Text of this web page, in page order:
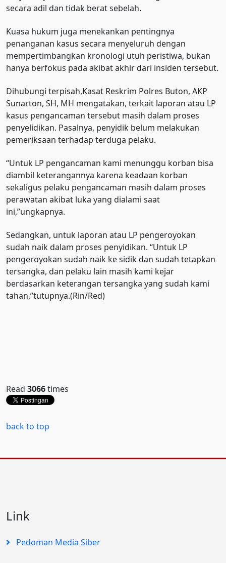
secara adil dan tidak berat sebelah.
Kuasa hukum juga menekankan pentingnya
penanganan kasus secara menyeluruh dengan
mempertimbangkan kronologi utuh peristiwa, bukan
hanya berfokus pada akibat akhir dari insiden tersebut.
Dihubungi terpisah,Kasat Reskrim Polres Buton, AKP
Sunarton, SH, MH mengatakan, terkait laporan atau LP
kasus pengancaman tersebut masih dalam proses
penyelidikan. Pasalnya, penyidik belum melakukan
pemeriksaan terhadap terduga pelaku.
“Untuk LP pengancaman kami menunggu korban bisa
diambil keterangannya karena keadaan korban
sekaligus pelaku pengancaman masih dalam proses
perawatan akibat luka yang dialami saat
ini,”ungkapnya.
Sedangkan, untuk laporan atau LP pengeroyokan
sudah naik dalam proses penyidikan. “Untuk LP
pengeroyokan sudah naik ke sidik dan sudah tetapkan
tersangka, dan pelaku lain masih kami kejar
berdasarkan keterangan tersangka yang sudah kami
tahan,”tutupnya.(Rin/Red)
Read 3066times
back to top
Link
Pedoman Media Siber